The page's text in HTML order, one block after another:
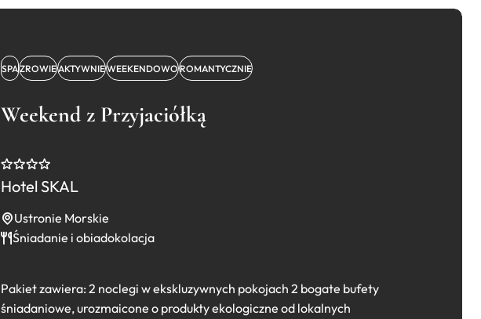
Weekend z Przyjaciółką
SPAZROWIEAKTYWNIEWEEKENDOWOROMANTYCZNIE
Hotel SKAL
Ustronie Morskie
Śniadanie i obiadokolacja
Pakiet zawiera: 2 noclegi w ekskluzywnych pokojach 2 bogate bufety
śniadaniowe, urozmaicone o produkty ekologiczne od lokalnych